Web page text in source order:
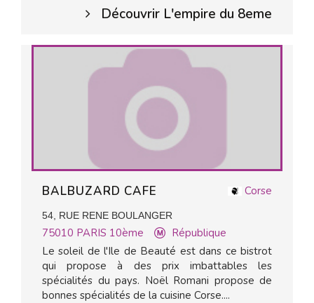
Découvrir L'empire du 8eme
Corse
BALBUZARD CAFE
54, RUE RENE BOULANGER
75010 PARIS 10ème
République
Le soleil de l'Ile de Beauté est dans ce bistrot
qui propose à des prix imbattables les
spécialités du pays. Noël Romani propose de
bonnes spécialités de la cuisine Corse....